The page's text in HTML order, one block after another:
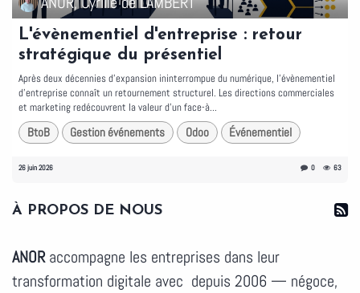
L'évènementiel d'entreprise : retour
stratégique du présentiel
Après deux décennies d'expansion ininterrompue du numérique, l'évènementiel
d'entreprise connaît un retournement structurel. Les directions commerciales
et marketing redécouvrent la valeur d'un face-à...
BtoB Gestion événements Odoo Événementiel
26 juin 2026 0 63
À PROPOS DE NOUS
ANORaccompagne les entreprises dans leur
transformation digitale avec depuis 2006 — négoce,